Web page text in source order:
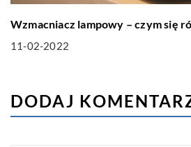
Wzmacniacz lampowy – czym się
11-02-2022
DODAJ